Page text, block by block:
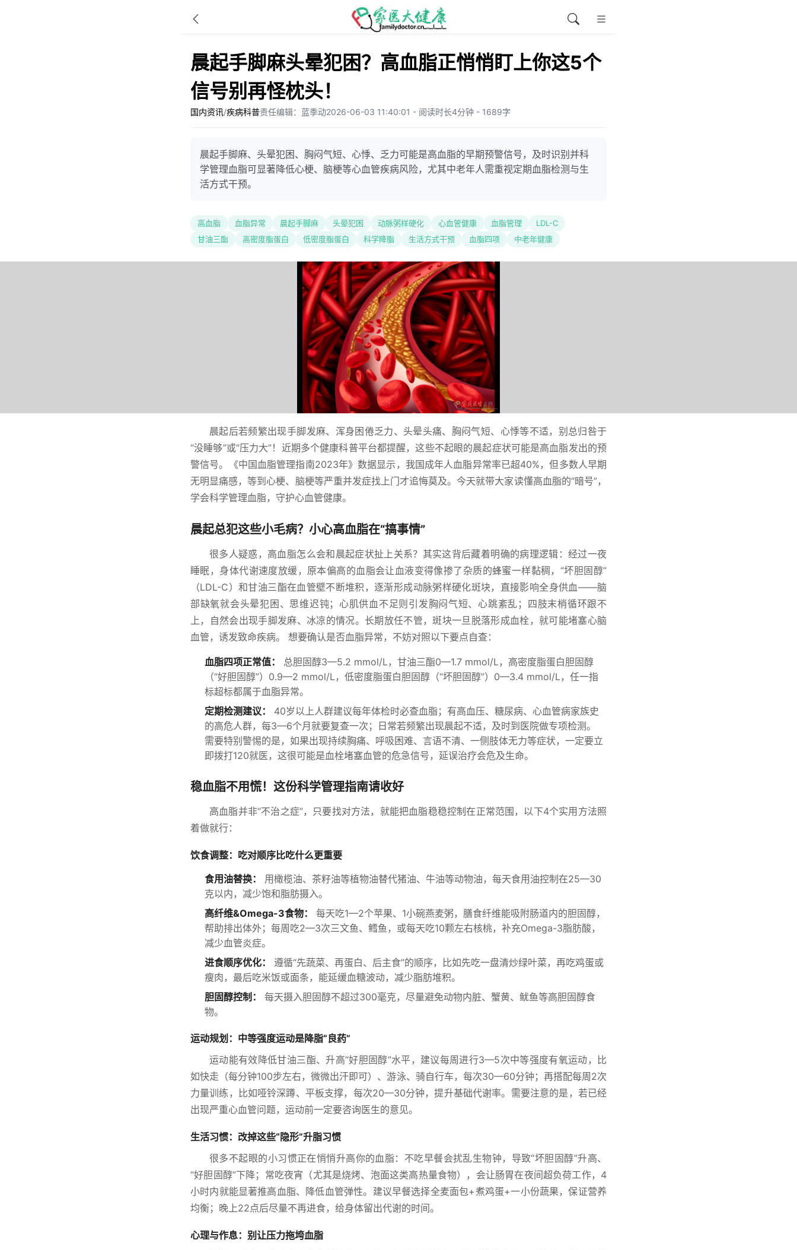
晨起手脚麻头晕犯困？高血脂正悄悄盯上你这5个
信号别再怪枕头！
国内资讯/疾病科普责任编辑：蓝季动2026-06-03 11:40:01 - 阅读时长4分钟 - 1689字
晨起手脚麻、头晕犯困、胸闷气短、心悸、乏力可能是高血脂的早期预警信号，及时识别并科
学管理血脂可显著降低心梗、脑梗等心血管疾病风险，尤其中老年人需重视定期血脂检测与生
活方式干预。
高血脂 血脂异常 晨起手脚麻 头晕犯困 动脉粥样硬化 心血管健康 血脂管理
LDL-C
甘油三酯
高密度脂蛋白 低密度脂蛋白 科学降脂 生活方式干预 血脂四项 中老年健康
晨起后若频繁出现手脚发麻、浑身困倦乏力、头晕头痛、胸闷气短、心悸等不适，别总归咎于
“没睡够”或“压力大”！近期多个健康科普平台都提醒，这些不起眼的晨起症状可能是高血脂发出的预
警信号。《中国血脂管理指南2023年》数据显示，我国成年人血脂异常率已超40%，但多数人早期
无明显痛感，等到心梗、脑梗等严重并发症找上门才追悔莫及。今天就带大家读懂高血脂的“暗号”，
学会科学管理血脂，守护心血管健康。
晨起总犯这些小毛病？小心高血脂在“搞事情”
很多人疑惑，高血脂怎么会和晨起症状扯上关系？其实这背后藏着明确的病理逻辑：经过一夜
睡眠，身体代谢速度放缓，原本偏高的血脂会让血液变得像掺了杂质的蜂蜜一样黏稠，“坏胆固醇”
（LDL-C）和甘油三酯在血管壁不断堆积，逐渐形成动脉粥样硬化斑块，直接影响全身供血——脑
部缺氧就会头晕犯困、思维迟钝；心肌供血不足则引发胸闷气短、心跳紊乱；四肢末梢循环跟不
上，自然会出现手脚发麻、冰凉的情况。长期放任不管，斑块一旦脱落形成血栓，就可能堵塞心脑
血管，诱发致命疾病。 想要确认是否血脂异常，不妨对照以下要点自查：
血脂四项正常值：
总胆固醇3—5.2 mmol/L，甘油三酯0—1.7 mmol/L，高密度脂蛋白胆固醇
（“好胆固醇”）0.9—2 mmol/L，低密度脂蛋白胆固醇（“坏胆固醇”）0—3.4 mmol/L，任一指
标超标都属于血脂异常。
定期检测建议：
40岁以上人群建议每年体检时必查血脂；有高血压、糖尿病、心血管病家族史
的高危人群，每3—6个月就要复查一次；日常若频繁出现晨起不适，及时到医院做专项检测。
需要特别警惕的是，如果出现持续胸痛、呼吸困难、言语不清、一侧肢体无力等症状，一定要立
即拨打120就医，这很可能是血栓堵塞血管的危急信号，延误治疗会危及生命。
稳血脂不用慌！这份科学管理指南请收好
高血脂并非“不治之症”，只要找对方法，就能把血脂稳稳控制在正常范围，以下4个实用方法照
着做就行：
饮食调整：吃对顺序比吃什么更重要
食用油替换：
用橄榄油、茶籽油等植物油替代猪油、牛油等动物油，每天食用油控制在25—30
克以内，减少饱和脂肪摄入。
高纤维&Omega-3食物：
每天吃1—2个苹果、1小碗燕麦粥，膳食纤维能吸附肠道内的胆固醇，
帮助排出体外；每周吃2—3次三文鱼、鳕鱼，或每天吃10颗左右核桃，补充Omega-3脂肪酸，
减少血管炎症。
进食顺序优化：
遵循“先蔬菜、再蛋白、后主食”的顺序，比如先吃一盘清炒绿叶菜，再吃鸡蛋或
瘦肉，最后吃米饭或面条，能延缓血糖波动，减少脂肪堆积。
胆固醇控制：
每天摄入胆固醇不超过300毫克，尽量避免动物内脏、蟹黄、鱿鱼等高胆固醇食
物。
运动规划：中等强度运动是降脂“良药”
运动能有效降低甘油三酯、升高“好胆固醇”水平，建议每周进行3—5次中等强度有氧运动，比
如快走（每分钟100步左右，微微出汗即可）、游泳、骑自行车，每次30—60分钟；再搭配每周2次
力量训练，比如哑铃深蹲、平板支撑，每次20—30分钟，提升基础代谢率。需要注意的是，若已经
出现严重心血管问题，运动前一定要咨询医生的意见。
生活习惯：改掉这些“隐形”升脂习惯
很多不起眼的小习惯正在悄悄升高你的血脂：不吃早餐会扰乱生物钟，导致“坏胆固醇”升高、
“好胆固醇”下降；常吃夜宵（尤其是烧烤、泡面这类高热量食物），会让肠胃在夜间超负荷工作，4
小时内就能显著推高血脂、降低血管弹性。建议早餐选择全麦面包+煮鸡蛋+一小份蔬果，保证营养
均衡；晚上22点后尽量不再进食，给身体留出代谢的时间。
心理与作息：别让压力拖垮血脂